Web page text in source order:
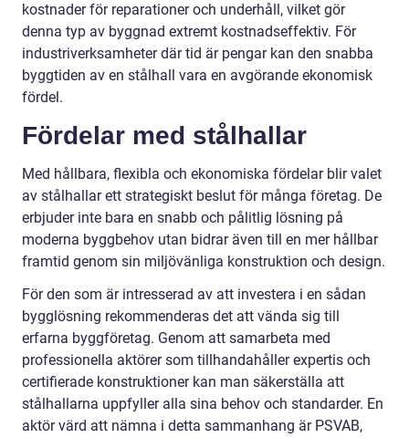
kostnader för reparationer och underhåll, vilket gör
denna typ av byggnad extremt kostnadseffektiv. För
industriverksamheter där tid är pengar kan den snabba
byggtiden av en stålhall vara en avgörande ekonomisk
fördel.
Fördelar med stålhallar
Med hållbara, flexibla och ekonomiska fördelar blir valet
av stålhallar ett strategiskt beslut för många företag. De
erbjuder inte bara en snabb och pålitlig lösning på
moderna byggbehov utan bidrar även till en mer hållbar
framtid genom sin miljövänliga konstruktion och design.
För den som är intresserad av att investera i en sådan
bygglösning rekommenderas det att vända sig till
erfarna byggföretag. Genom att samarbeta med
professionella aktörer som tillhandahåller expertis och
certifierade konstruktioner kan man säkerställa att
stålhallarna uppfyller alla sina behov och standarder. En
aktör värd att nämna i detta sammanhang är PSVAB,